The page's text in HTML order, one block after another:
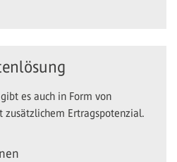
es auch in Form von
Ertragspotenzial.